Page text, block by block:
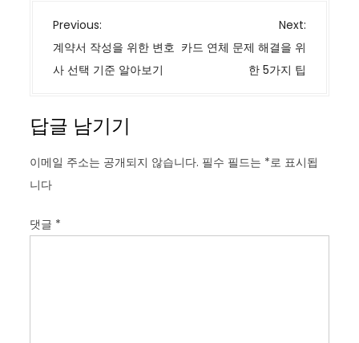
글
탐
색
Previous:
계약서 작성을 위한 변호
사 선택 기준 알아보기
Next:
카드 연체 문제 해결을 위
한 5가지 팁
답글 남기기
이메일 주소는 공개되지 않습니다. 필수 필드는 *로 표시됩
니다
댓글 *